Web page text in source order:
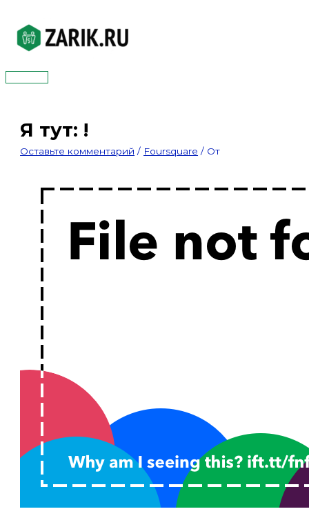
содержимому
Главное
Я тут: !
Оставьте комментарий / Foursquare / От